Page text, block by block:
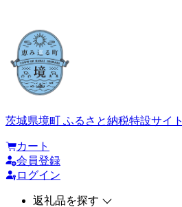
茨城県境町 ふるさと納税特設サイト
カート
会員登録
ログイン
返礼品を探す